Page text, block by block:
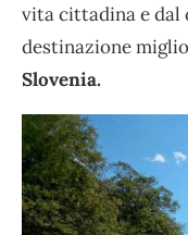
vita cittadina e dal
destinazione
Slovenia.